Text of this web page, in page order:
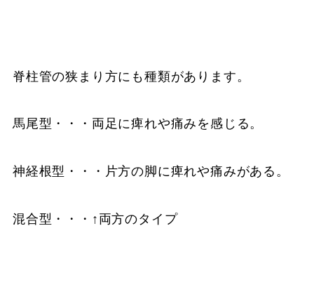
脊柱管の狭まり方にも種類があります。
馬尾型・・・両足に痺れや痛みを感じる。
神経根型・・・片方の脚に痺れや痛みがある。
混合型・・・↑両方のタイプ